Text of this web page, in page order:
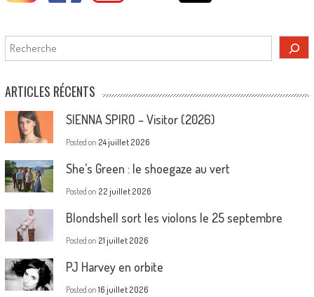
Rechercher
ARTICLES RÉCENTS
SIENNA SPIRO – Visitor (2026)
Posted on 24 juillet 2026
She’s Green : le shoegaze au vert
Posted on 22 juillet 2026
Blondshell sort les violons le 25 septembre
Posted on 21 juillet 2026
PJ Harvey en orbite
Posted on 16 juillet 2026